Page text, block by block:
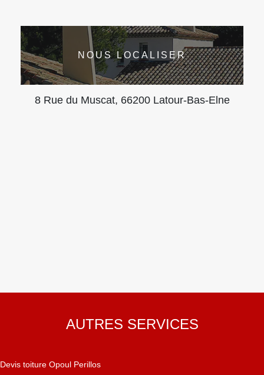
NOUS LOCALISER
8 Rue du Muscat, 66200 Latour-Bas-Elne
AUTRES SERVICES
Devis toiture Opoul Perillos